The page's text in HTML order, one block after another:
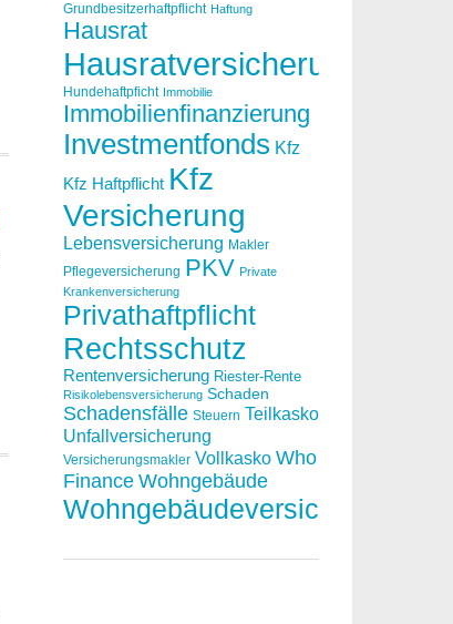
Grundbesitzerhaftpflicht Haftung
Hausrat
Hausratversicherung
Hundehaftpficht Immobilie
Immobilienfinanzierung
Investmentfonds Kfz
Kfz Haftpflicht Kfz
Versicherung
Lebensversicherung Makler
Pflegeversicherung PKV Private
Krankenversicherung
Privathaftpflicht
Rechtsschutz
Rentenversicherung Riester-Rente
Risikolebensversicherung Schaden
Schadensfälle Steuern Teilkasko
Unfallversicherung
Versicherungsmakler Vollkasko Who
Finance Wohngebäude
Wohngebäudeversicherung